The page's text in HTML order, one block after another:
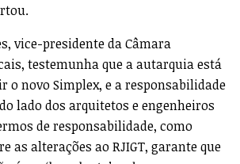
vice-presidente da Câmara
testemunha que a autarquia está
o novo Simplex, e a responsabilidade
lado dos arquitetos e engenheiros
de responsabilidade, como
as alterações ao RJIGT, garante que